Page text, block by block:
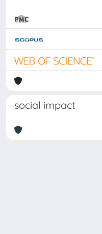
social impact